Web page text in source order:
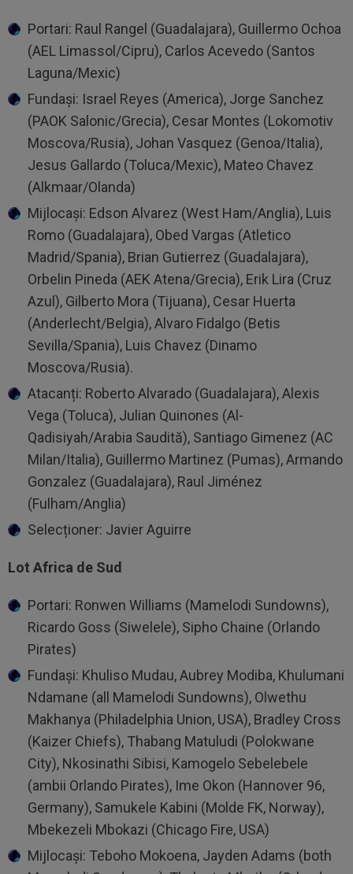
Portari: Raul Rangel (Guadalajara), Guillermo Ochoa
(AEL Limassol/Cipru), Carlos Acevedo (Santos
Laguna/Mexic)
Fundași: Israel Reyes (America), Jorge Sanchez
(PAOK Salonic/Grecia), Cesar Montes (Lokomotiv
Moscova/Rusia), Johan Vasquez (Genoa/Italia),
Jesus Gallardo (Toluca/Mexic), Mateo Chavez
(Alkmaar/Olanda)
Mijlocași: Edson Alvarez (West Ham/Anglia), Luis
Romo (Guadalajara), Obed Vargas (Atletico
Madrid/Spania), Brian Gutierrez (Guadalajara),
Orbelin Pineda (AEK Atena/Grecia), Erik Lira (Cruz
Azul), Gilberto Mora (Tijuana), Cesar Huerta
(Anderlecht/Belgia), Alvaro Fidalgo (Betis
Sevilla/Spania), Luis Chavez (Dinamo
Moscova/Rusia).
Atacanți: Roberto Alvarado (Guadalajara), Alexis
Vega (Toluca), Julian Quinones (Al-
Qadisiyah/Arabia Saudită), Santiago Gimenez (AC
Milan/Italia), Guillermo Martinez (Pumas), Armando
Gonzalez (Guadalajara), Raul Jiménez
(Fulham/Anglia)
Selecționer: Javier Aguirre
Lot Africa de Sud
Portari: Ronwen Williams (Mamelodi Sundowns),
Ricardo Goss (Siwelele), Sipho ​Chaine (Orlando
Pirates)
Fundași: Khuliso Mudau, Aubrey Modiba, Khulumani
Ndamane (all Mamelodi Sundowns), Olwethu
‌Makhanya (Philadelphia Union, USA), Bradley Cross
(Kaizer Chiefs), Thabang Matuludi (Polokwane
City), Nkosinathi Sibisi, Kamogelo Sebelebele
(ambii Orlando Pirates), Ime Okon (Hannover 96,
Germany), Samukele Kabini (Molde FK, Norway),
Mbekezeli Mbokazi (Chicago Fire, USA)
Mijlocași: Teboho Mokoena, Jayden Adams (both